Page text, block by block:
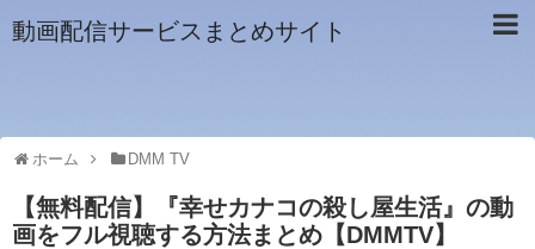
動画配信サービスまとめサイト
ホーム DMM TV
【無料配信】『幸せカナコの殺し屋生活』の動
画をフル視聴する方法まとめ【DMMTV】